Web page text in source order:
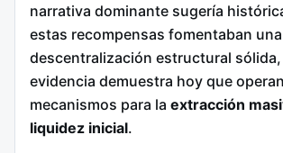
narrativa dominante sugería
estas recompensas fomentaban una
descentralización estructural sólida,
evidencia demuestra hoy que
mecanismos para la extracción
liquidez inicial.